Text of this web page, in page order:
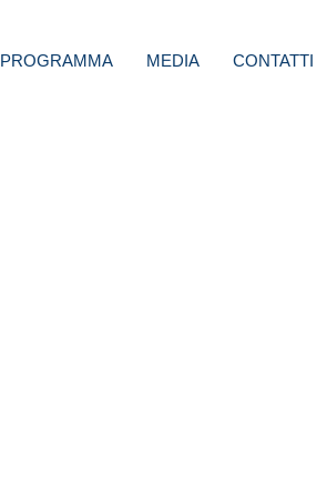
PROGRAMMA MEDIA CONTATTI